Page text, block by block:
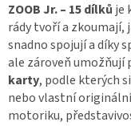
ZOOB Jr. – 15 dílkůje
rády tvoří a zkoumají,
snadno spojují a díky
ale zároveň umožňují
karty, podle kterých
nebo vlastní
motoriku,